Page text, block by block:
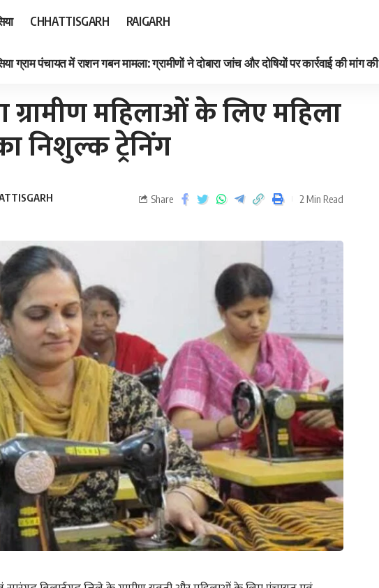
CHHATTISGARH RAIGARH
ग्राम पंचायत में राशन गबन मामला: ग्रामीणों ने दोबारा जांच और दोषियों पर कार्रवाई की मांग की
ग्रामीण महिलाओं के लिए महिला
निशुल्क ट्रेनिंग
Share 2 Min Read